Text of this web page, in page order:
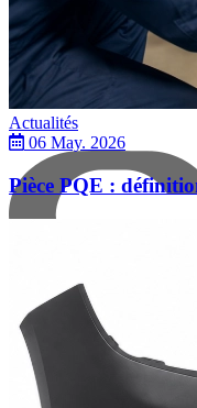
Citroen
Actualités
06 May. 2026
Pièce PQE :